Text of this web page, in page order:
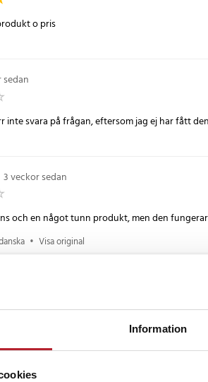
Information
12 cmo pris
sedan
inte svara på frågan, eftersom jag ej har fått
3 veckor sedan
och en något tunn produkt, men den
• Visa original
3 år sedan